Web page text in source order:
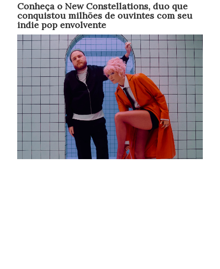
Conheça o New Constellations, duo que
conquistou milhões de ouvintes com seu
indie pop envolvente